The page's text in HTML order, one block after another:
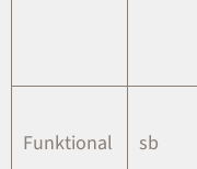
Funktional sb